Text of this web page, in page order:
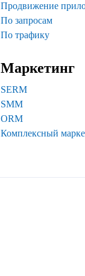
Продвижение
По запросам
По трафику
Маркетинг
SERM
SMM
ORM
Комплексный